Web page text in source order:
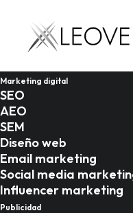
Marketing digital
SEO
AEO
SEM
Diseño web
Email marketing
Social media
Influencer marketing
Publicidad